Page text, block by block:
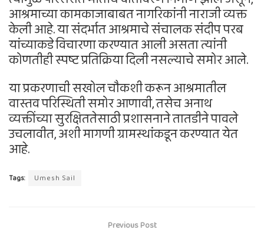
आश्रमाच्या कामकाजाबाबत नागरिकांनी नाराजी व्यक्त
केली आहे. या संदर्भात आश्रमाचे संचालक संदीप परब
यांच्याकडे विचारणा करण्यात आली असता त्यांनी
कोणतीही स्पष्ट प्रतिक्रिया दिली नसल्याचे समोर आले.
या प्रकरणाची सखोल चौकशी करून आश्रमातील
वास्तव परिस्थिती समोर आणावी, तसेच अनाथ
व्यक्तींच्या सुरक्षिततेसाठी प्रशासनाने तातडीने पावले
उचलावीत, अशी मागणी ग्रामस्थांकडून करण्यात येत
आहे.
Tags: Umesh Sail
Previous Post